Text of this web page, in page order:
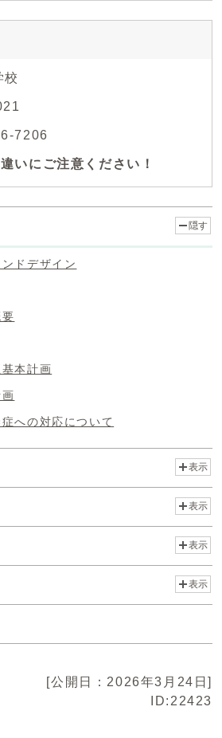
校
7206
いにご注意ください！
隠す
ドデザイン
本計画
への対応について
表示
表示
表示
表示
[公開日：2026年3月24日]
ID:22423